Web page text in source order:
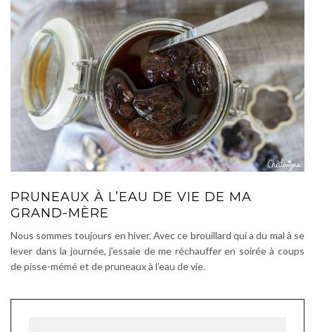
PRUNEAUX À L’EAU DE VIE DE MA
GRAND-MÈRE
Nous sommes toujours en hiver. Avec ce brouillard qui a du mal à se
lever dans la journée, j’essaie de me réchauffer en soirée à coups
de pisse-mémé et de pruneaux à l’eau de vie.